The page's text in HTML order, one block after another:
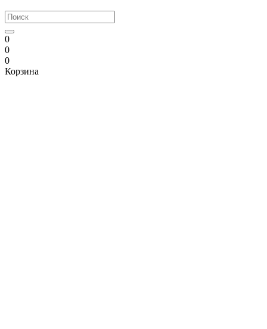
0
0
0
Корзина